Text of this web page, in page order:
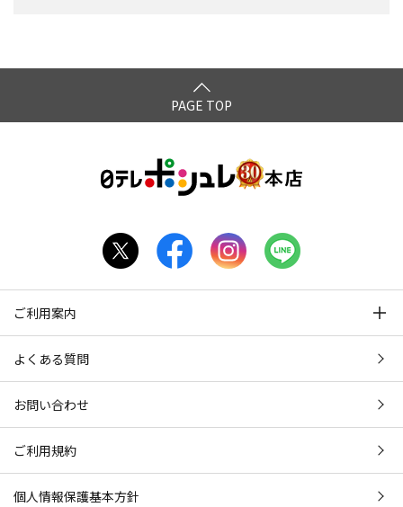
PAGE TOP
ご利用案内
よくある質問
お問い合わせ
ご利用規約
個人情報保護基本方針